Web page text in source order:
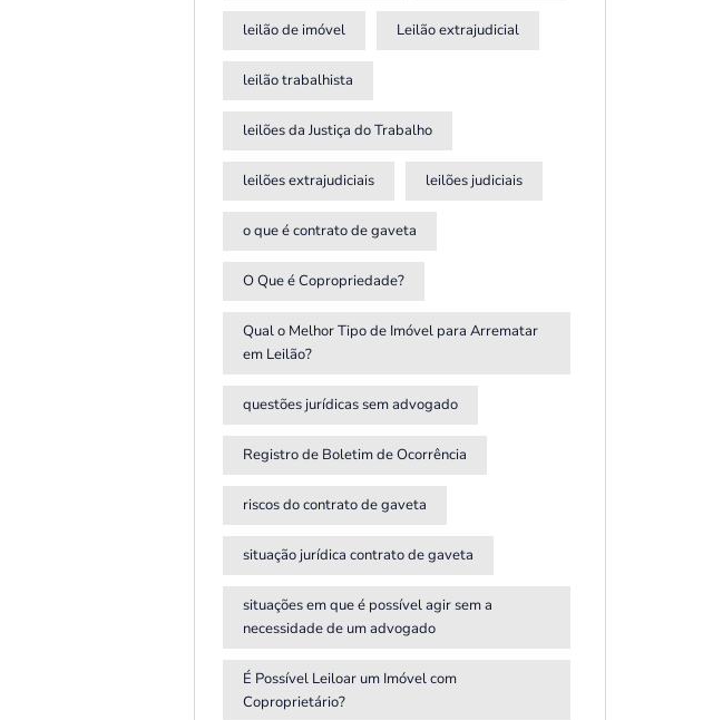
leilão de imóvel Leilão extrajudicial
leilão trabalhista
leilões da Justiça do Trabalho
leilões extrajudiciais leilões judiciais
o que é contrato de gaveta
O Que é Copropriedade?
Qual o Melhor Tipo de Imóvel para Arrematar
em Leilão?
questões jurídicas sem advogado
Registro de Boletim de Ocorrência
riscos do contrato de gaveta
situação jurídica contrato de gaveta
situações em que é possível agir sem a
necessidade de um advogado
É Possível Leiloar um Imóvel com
Coproprietário?